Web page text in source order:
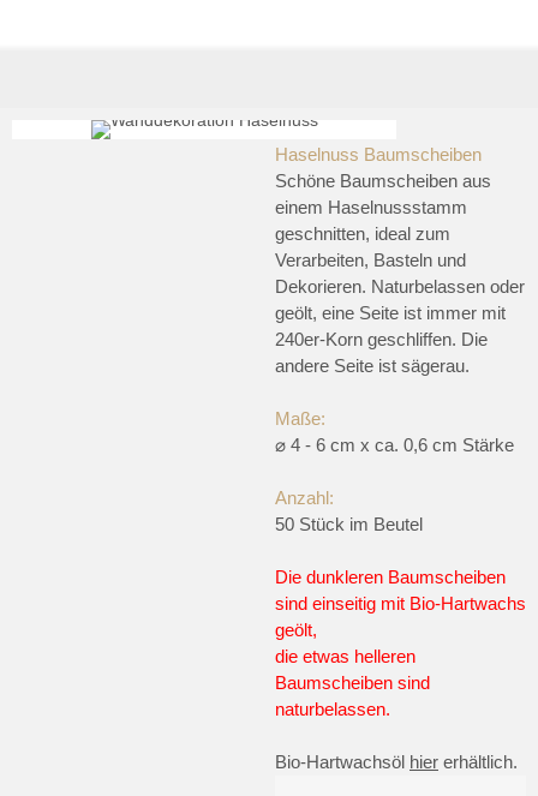
Haselnuss Baumscheiben
Schöne Baumscheiben aus
einem Haselnussstamm
geschnitten, ideal zum
Verarbeiten, Basteln und
Dekorieren. Naturbelassen oder
geölt, eine Seite ist immer mit
240er-Korn geschliffen. Die
andere Seite ist sägerau.
Maße:
⌀ 4 - 6 cm x ca. 0,6 cm Stärke
Anzahl:
50 Stück im Beutel
Die dunkleren Baumscheiben
sind einseitig mit Bio-Hartwachs
geölt,
die etwas helleren
Baumscheiben sind
naturbelassen.
Bio-Hartwachsöl hier erhältlich.